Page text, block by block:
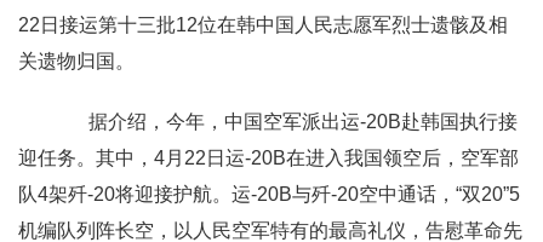
22日接运第十三批12位在韩中国人民志愿军烈士遗骸及相
关遗物归国。
据介绍，今年，中国空军派出运-20B赴韩国执行接
迎任务。其中，4月22日运-20B在进入我国领空后，空军部
队4架歼-20将迎接护航。运-20B与歼-20空中通话，“双20”5
机编队列阵长空，以人民空军特有的最高礼仪，告慰革命先